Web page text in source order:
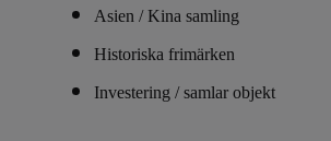
Asien / Kina samling
Historiska frimärken
Investering / samlar objekt